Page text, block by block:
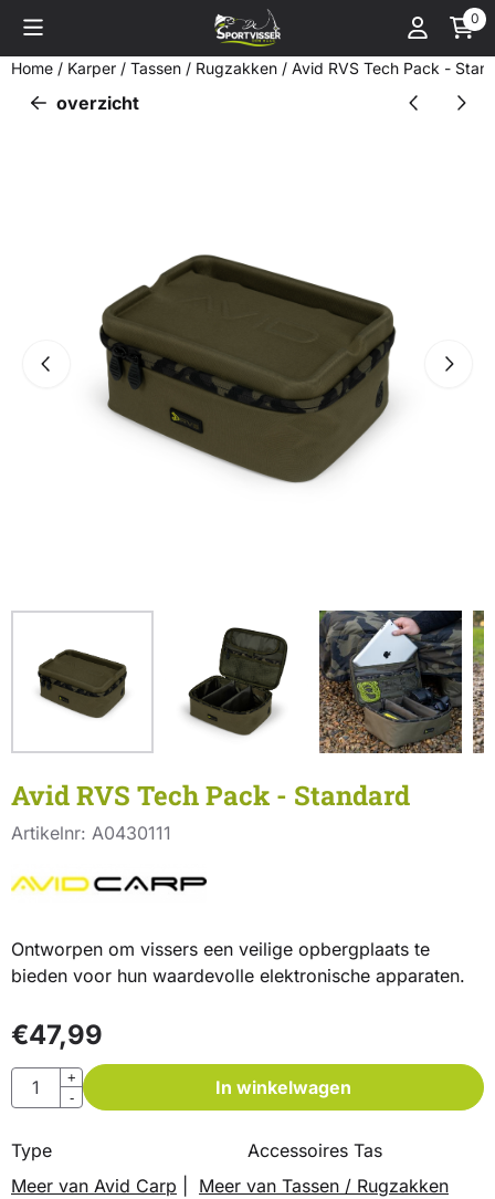
Cookievoorkeuren zijn momenteel gesloten. 0
Home / Karper / Tassen / Rugzakken / Avid RVS Tech Pack -
overzicht
Avid RVS Tech Pack - Standard
Artikelnr: A0430111
Ontworpen om vissers een veilige opbergplaats te
bieden voor hun waardevolle elektronische apparaten.
€47,99
Aantal
+
-
In winkelwagen
Type
Accessoires Tas
Meer van Avid Carp
Meer van Tassen / Rugzakken